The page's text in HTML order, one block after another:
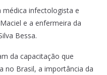
médica infectologista e
e a enfermeira da
Bessa.
da capacitação que
no Brasil, a importância da